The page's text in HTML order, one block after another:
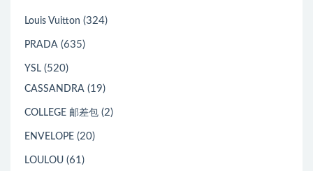
Louis Vuitton (324)
PRADA (635)
YSL (520)
CASSANDRA (19)
COLLEGE 邮差包 (2)
ENVELOPE (20)
LOULOU (61)